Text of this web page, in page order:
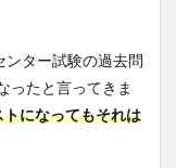
ター試験の過去問
ったと言ってきま
になってもそれは